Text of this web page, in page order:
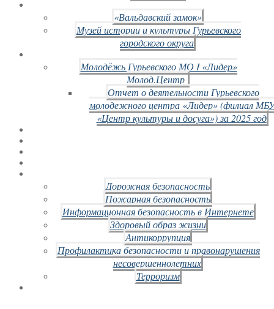
«Вальдавский замок»
Музей истории и культуры Гурьевского
городского округа
Молодёжь Гурьевского МО I «Лидер»
Молод.Центр
Отчет о деятельности Гурьевского
молодежного центра «Лидер» (филиал
«Центр культуры и досуга») за 2025 год
Дорожная безопасность
Пожарная безопасность
Информационная безопасность в Интернете
Здоровый образ жизни
Антикоррупция
Профилактика безопасности и правонарушения
несовершеннолетних
Терроризм